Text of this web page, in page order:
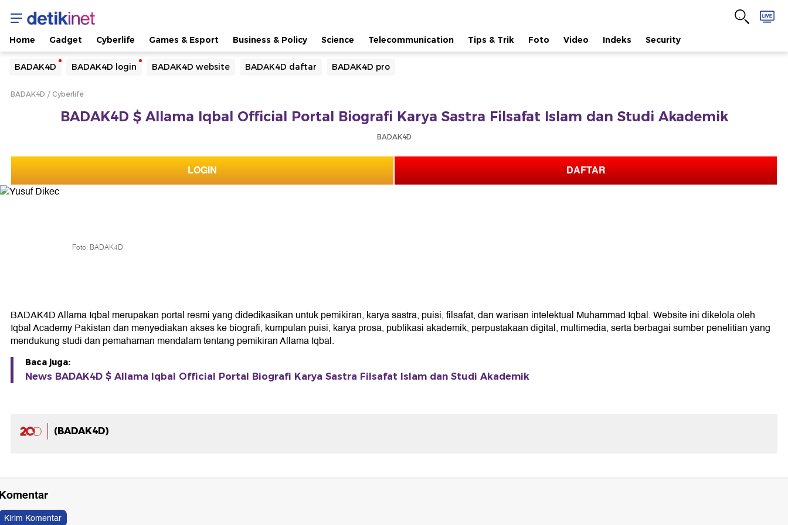
Home Gadget Cyberlife Games & Esport Business & Policy Science Telecommunication Tips & Trik Foto Video Indeks Security
BADAK4D BADAK4D login BADAK4D website BADAK4D daftar BADAK4D pro
Yang sedang ramai dicari
Loading...
BADAK4D Cyberlife
BADAK4D $ Allama Iqbal Official Portal Biografi Karya Sastra Filsafat Islam dan Studi Akademik
BADAK4D
LOGIN DAFTAR
Foto: BADAK4D
BADAK4D Allama Iqbal merupakan portal resmi yang didedikasikan untuk pemikiran, karya sastra, puisi, filsafat, dan warisan intelektual Muhammad Iqbal. Website ini dikelola oleh
Iqbal Academy Pakistan dan menyediakan akses ke biografi, kumpulan puisi, karya prosa, publikasi akademik, perpustakaan digital, multimedia, serta berbagai sumber penelitian yang
mendukung studi dan pemahaman mendalam tentang pemikiran Allama Iqbal.
Baca juga:
News BADAK4D $ Allama Iqbal Official Portal Biografi Karya Sastra Filsafat Islam dan Studi Akademik
(BADAK4D)